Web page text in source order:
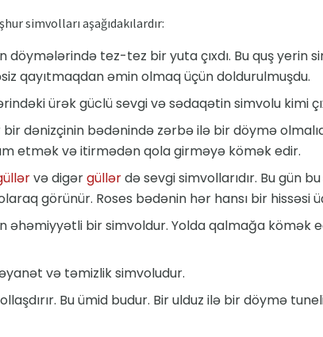
simvolları aşağıdakılardır:
döymələrində tez-tez bir yuta çıxdı. Bu quş yerin
qayıtmaqdan əmin olmaq üçün doldurulmuşdu.
ürək güclü sevgi və sədaqətin simvolu kimi
dənizçinin bədənində zərbə ilə bir döymə
etmək və itirmədən qola girməyə kömək edir.
və digərgüllərdə sevgi simvollarıdır. Bu gün
görünür. Roses bədənin hər hansı bir hissəsi
əhəmiyyətli bir simvoldur. Yolda qalmağa kömək
və təmizlik simvoludur.
Bu ümid budur. Bir ulduz ilə bir döymə